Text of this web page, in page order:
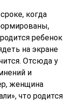
когда
ребенок
на экране
Отсюда у
и
женщина
что родится